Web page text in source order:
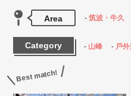
Area 筑波・牛久
Category 山峰 戶
Best match!